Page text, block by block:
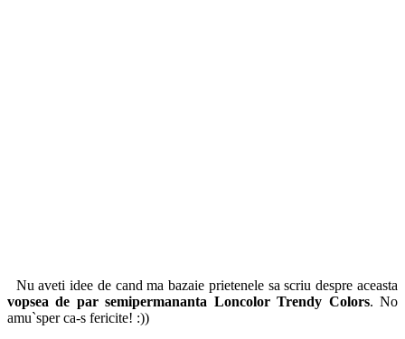
Nu aveti idee de cand ma bazaie prietenele sa scriu despre aceasta
vopsea de par semipermananta Loncolor Trendy Colors. No
amu`sper ca-s fericite! :))